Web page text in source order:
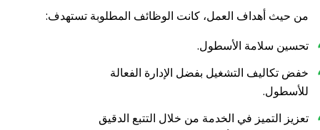
من حيث أهداف العمل، كانت الوظائف المطلوبة تستهدف:
تحسين سلامة الأسطول.
خفض تكاليف التشغيل بفضل الإدارة الفعالة
للأسطول.
تعزيز التميز في الخدمة من خلال التتبع الدقيق